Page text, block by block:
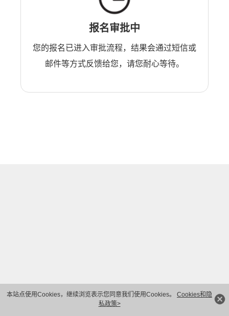
本站点使用Cookies，继续浏览表示您同意我们使用Cookies。 Cookies和隐
私政策>
报名审批中
您的报名已进入审批流程，结果会通过短信或
邮件等方式反馈给您，请您耐心等待。